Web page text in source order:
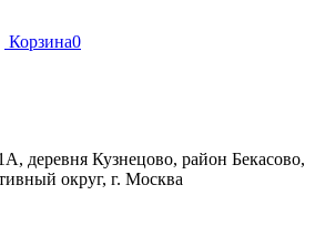
Корзина0
деревня Кузнецово, район Бекасово,
округ, г. Москва